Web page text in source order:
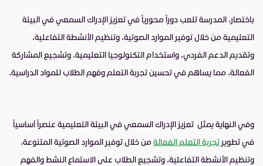
باختصار، المدرسة تلعب دوراً محورياً في تعزيز الإدراك السمعي في البيئة
التعليمية من خلال توفير الموارد الصوتية، وتنظيم الأنشطة التفاعلية،
وتقديم الدعم الفردي، واستخدام التكنولوجيا التعليمية، وتشجيع المشاركة
الفعالة، مما يساهم في تحسين تجربة التعلم وفهم الطلاب للمواد الدراسية.
وفي النهاية يمثل تعزيز الإدراك السمعي في البيئة التعليمية عنصراً أساسياً
في تطوير تجربة التعلم الفعالةمن خلال توفير الموارد الصوتية المتنوعة،
وتنظيم الأنشطة التفاعلية، وتشجيع الطلاب على الاستماع النشط والفهم